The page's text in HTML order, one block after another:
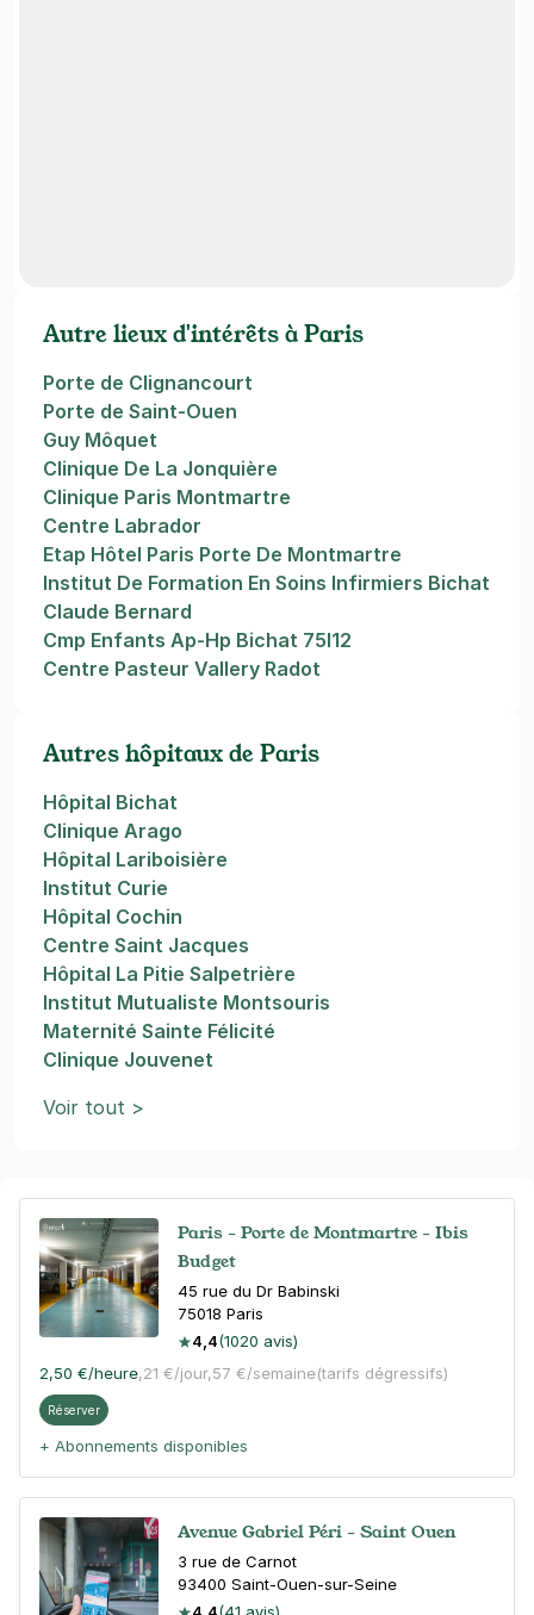
Paris - Porte de Montmartre - Ibis
Budget
45 rue du Dr Babinski
75018 Paris
4,4(1020 avis)
2,50 €/heure,21 €/jour,57 €/semaine(tarifs dégressifs)
Réserver
+ Abonnements disponibles
Avenue Gabriel Péri - Saint Ouen
3 rue de Carnot
93400 Saint-Ouen-sur-Seine
Autre lieux d'intérêts à Paris
Porte de Clignancourt
Porte de Saint-Ouen
Guy Môquet
Clinique De La Jonquière
Clinique Paris Montmartre
Centre Labrador
Etap Hôtel Paris Porte De Montmartre
Institut De Formation En Soins Infirmiers Bichat
Claude Bernard
Cmp Enfants Ap-Hp Bichat 75I12
Centre Pasteur Vallery Radot
Autres hôpitaux de Paris
Hôpital Bichat
Clinique Arago
Hôpital Lariboisière
Institut Curie
Hôpital Cochin
Centre Saint Jacques
Hôpital La Pitie Salpetrière
Institut Mutualiste Montsouris
Maternité Sainte Félicité
Clinique Jouvenet
Voir tout >